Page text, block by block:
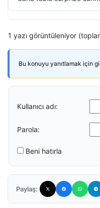
1 yazı görüntüleniyor
Bu konuyu yanıtlamak için
Kullanıcı adı:
Parola:
Beni hatırla
Paylaş: